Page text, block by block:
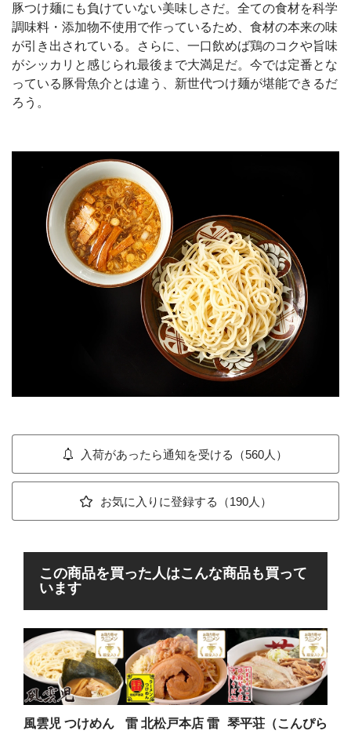
豚つけ麺にも負けていない美味しさだ。全ての食材を科学
調味料・添加物不使用で作っているため、食材の本来の味
が引き出されている。さらに、一口飲めば鶏のコクや旨味
がシッカリと感じられ最後まで大満足だ。今では定番とな
っている豚骨魚介とは違う、新世代つけ麺が堪能できるだ
ろう。
入荷があったら通知を受ける（560人）
お気に入りに登録する（190人）
この商品を買った人はこんな商品も買って
います
風雲児 つけめん
雷 北松戸本店 雷 琴平荘（こんぴら